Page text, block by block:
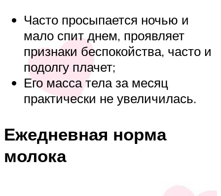
Часто просыпается ночью и
мало спит днем, проявляет
признаки беспокойства, часто и
подолгу плачет;
Его масса тела за месяц
практически не увеличилась.
Ежедневная норма
молока